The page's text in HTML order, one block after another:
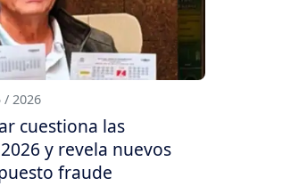
/ 2026
cuestiona las
y revela nuevos
fraude